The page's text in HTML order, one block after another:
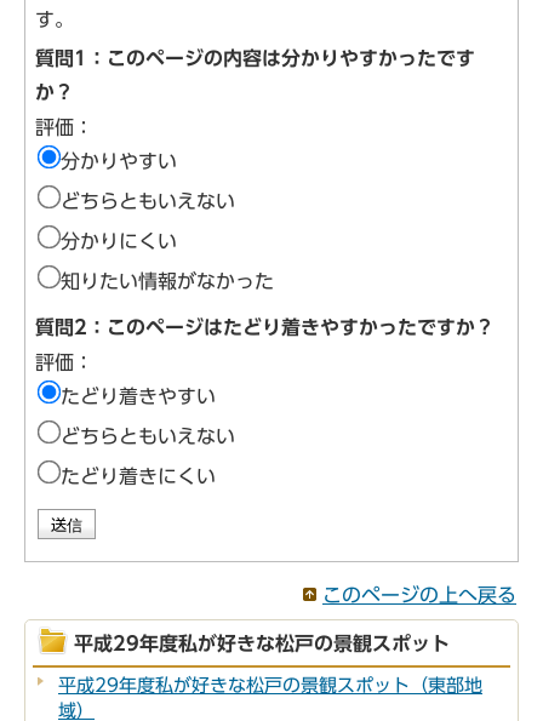
す。
質問1：このページの内容は分かりやすかったです
か？
評価：
分かりやすい
どちらともいえない
分かりにくい
知りたい情報がなかった
質問2：このページはたどり着きやすかったですか？
評価：
たどり着きやすい
どちらともいえない
たどり着きにくい
このページの上へ戻る
平成29年度私が好きな松戸の景観スポット
平成29年度私が好きな松戸の景観スポット（東部地
域）